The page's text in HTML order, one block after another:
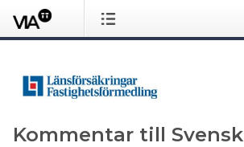
Kommentar till Svensk